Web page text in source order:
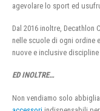
agevolare lo sport ed
Dal 2016 inoltre, Decathlon
nelle scuole di ogni ordine
nuove e inclusive
ED INOLTRE…
Non vendiamo solo